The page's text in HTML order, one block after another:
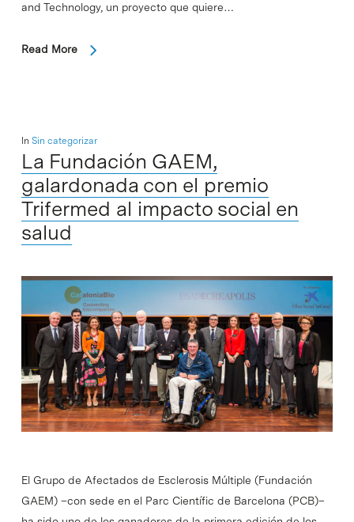
and Technology, un proyecto que quiere…
Read More
In Sin categorizar
La Fundación GAEM,
galardonada con el premio
Trifermed al impacto social en
salud
El Grupo de Afectados de Esclerosis Múltiple (Fundación
GAEM) –con sede en el Parc Científic de Barcelona (PCB)–